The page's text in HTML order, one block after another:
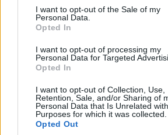
consent section.
I want to opt-out of the Sale of my
Personal Data.
Opted In
I want to opt-out of processing my
Personal Data for Targeted
Opted In
I want to opt-out of Collection, Use,
Retention, Sale, and/or Sharing of
Personal Data that Is Unrelated
Purposes for which it was collected.
Opted Out
MKIF Magyar Koncessziós Infrastruktúra Fejlesztő Zrt.
csomópont
M1 bővítés: már zajlik a teljesen új
csomópont építése
Tizenegy meglévő csomópontot
különszintű csomópontot hoz létre az